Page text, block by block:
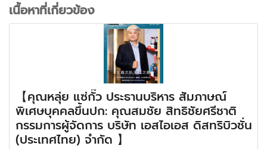
เนื้อหาที่เกี่ยวข้อง
【คุณหลุ่ย แซ่กั๊ว ประธานบริหาร สัมภาษณ์
พิเศษบุคคลขึ้นปก: คุณสมชัย สิทธิชัยศรีชาติ
กรรมการผู้จัดการ บริษัท เอสไอเอส ดิสทริบิวชั่น
(ประเทศไทย) จำกัด 】